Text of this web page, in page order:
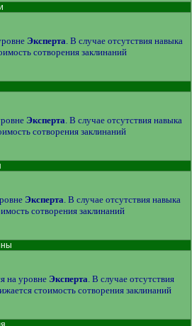
Эксперта. В случае отсутствия навыка
сотворения заклинаний
Эксперта. В случае отсутствия навыка
сотворения заклинаний
Эксперта. В случае отсутствия навыка
сотворения заклинаний
на уровне Эксперта. В случае отсутствия
стоимость сотворения заклинаний